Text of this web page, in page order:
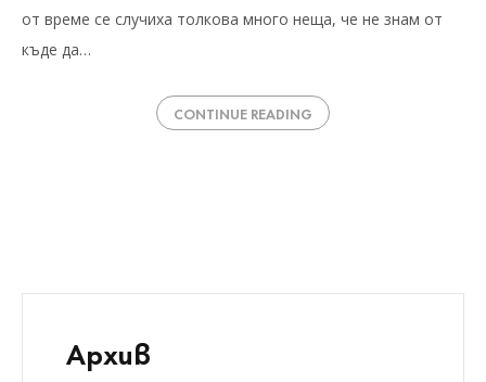
от време се случиха толкова много неща, че не знам от
къде да…
CONTINUE READING
Архив